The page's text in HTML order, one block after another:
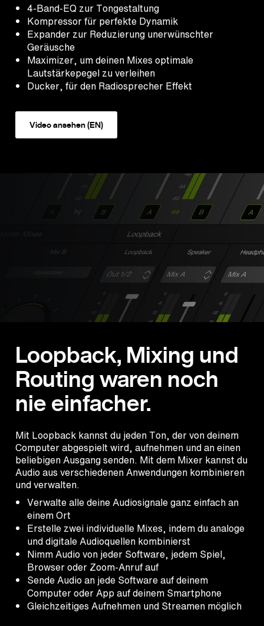
4-Band-EQ zur Tongestaltung
Kompressor für perfekte Dynamik
Expander zur Reduzierung unerwünschter
Geräusche
Maximizer, um deinen Mixes optimale
Lautstärkepegel zu verleihen
Ducker, für den Radiosprecher Effekt
Video ansehen (EN)
Loopback, Mixing und
Routing waren noch
nie einfacher.
Mit Loopback kannst du jeden Ton, der von deinem
Computer abgespielt wird, aufnehmen und an einen
beliebigen Ausgang senden. Mit dem Mixer kannst du
Audio aus verschiedenen Anwendungen kombinieren
und verwalten.
Verwalte alle deine Audiosignale ganz einfach an
einem Ort
Erstelle zwei individuelle Mixes, indem du analoge
und digitale Audioquellen kombinierst
Nimm Audio von jeder Software, jedem Spiel,
Browser oder Zoom-Anruf auf
Sende Audio an jede Software auf deinem
Computer oder App auf deinem Smartphone
Gleichzeitiges Aufnehmen und Streamen möglich